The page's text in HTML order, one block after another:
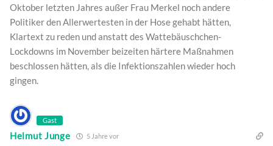
Oktober letzten Jahres außer Frau Merkel noch andere
Politiker den Allerwertesten in der Hose gehabt hätten,
Klartext zu reden und anstatt des Wattebäuschchen-
Lockdowns im November beizeiten härtere Maßnahmen
beschlossen hätten, als die Infektionszahlen wieder hoch
gingen.
Gast
Helmut Junge 5 Jahre vor